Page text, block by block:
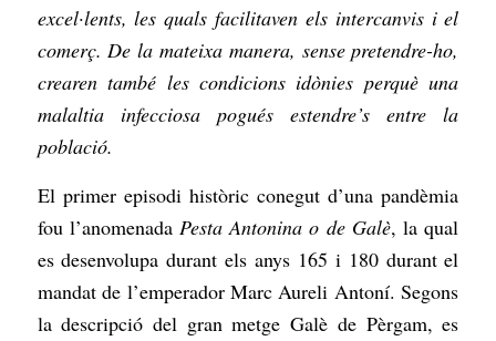
excel·lents, les quals facilitaven els intercanvis i el
comerç. De la mateixa manera, sense pretendre-ho,
crearen també les condicions idònies perquè una
malaltia infecciosa pogués estendre’s entre la
població.
El primer episodi històric conegut d’una pandèmia
fou l’anomenadaPesta Antonina o de Galè, la qual
es desenvolupa durant els anys 165 i 180 durant el
mandat de l’emperador Marc Aureli Antoní. Segons
la descripció del gran metge Galè de Pèrgam, es